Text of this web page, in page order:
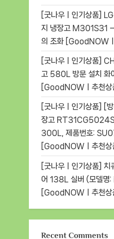
[굿나우ㅣ인기상품]
지 냉장고 M301S31
의 조화 [GoodNOW
[굿나우ㅣ인기상품]
고 580L 방문 설치
[GoodNOWㅣ추천상
[굿나우ㅣ인기상품] [
장고
300L, 제품번호:
[GoodNOWㅣ추천상
[굿나우ㅣ인기상품]
어 138L 실버 (모델
[GoodNOWㅣ추천상
Recent Comments